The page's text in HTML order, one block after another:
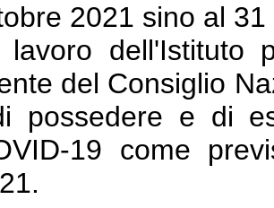
2021 sino al
dell'Istituto
del Consiglio
possedere e di
19 come